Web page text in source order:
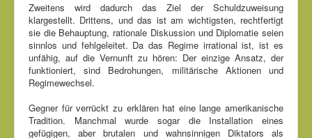
Zweitens wird dadurch das Ziel der Schuldzuweisung
klargestellt. Drittens, und das ist am wichtigsten, rechtfertigt
sie die Behauptung, rationale Diskussion und Diplomatie seien
sinnlos und fehlgeleitet. Da das Regime irrational ist, ist es
unfähig, auf die Vernunft zu hören: Der einzige Ansatz, der
funktioniert, sind Bedrohungen, militärische Aktionen und
Regimewechsel.
Gegner für verrückt zu erklären hat eine lange amerikanische
Tradition. Manchmal wurde sogar die Installation eines
gefügigen, aber brutalen und wahnsinnigen Diktators als